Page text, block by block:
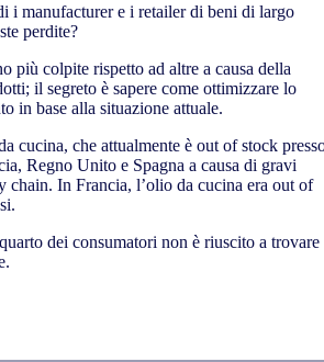
i manufacturer e i retailer di beni di largo
perdite?
più colpite rispetto ad altre a causa della
il segreto è sapere come ottimizzare lo
in base alla situazione attuale.
cucina, che attualmente è out of stock
Regno Unito e Spagna a causa di gravi
chain. In Francia, l’olio da cucina era out of
dei consumatori non è riuscito a trovare